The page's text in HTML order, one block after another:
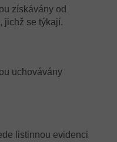
získávány od
jichž se týkají.
uchovávány
listinnou evidenci